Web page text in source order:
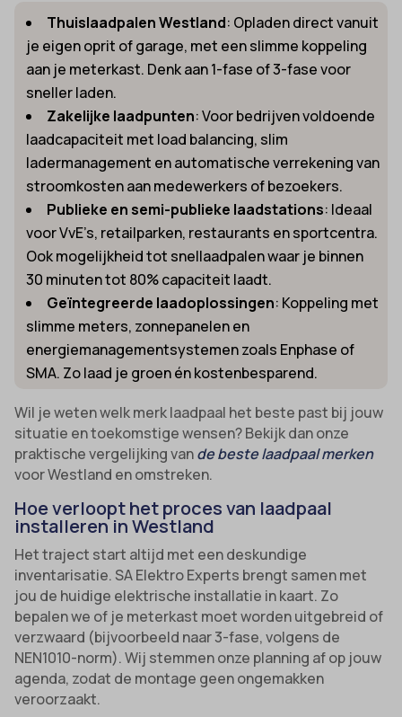
Thuislaadpalen Westland: Opladen direct vanuit
je eigen oprit of garage, met een slimme koppeling
aan je meterkast. Denk aan 1-fase of 3-fase voor
sneller laden.
Zakelijke laadpunten: Voor bedrijven voldoende
laadcapaciteit met load balancing, slim
ladermanagement en automatische verrekening van
stroomkosten aan medewerkers of bezoekers.
Publieke en semi-publieke laadstations: Ideaal
voor VvE’s, retailparken, restaurants en sportcentra.
Ook mogelijkheid tot snellaadpalen waar je binnen
30 minuten tot 80% capaciteit laadt.
Geïntegreerde laadoplossingen: Koppeling met
slimme meters, zonnepanelen en
energiemanagementsystemen zoals Enphase of
SMA. Zo laad je groen én kostenbesparend.
Wil je weten welk merk laadpaal het beste past bij jouw
situatie en toekomstige wensen? Bekijk dan onze
praktische vergelijking vande beste laadpaal merken
voor Westland en omstreken.
Hoe verloopt het proces van laadpaal
installeren in Westland
Het traject start altijd met een deskundige
inventarisatie. SA Elektro Experts brengt samen met
jou de huidige elektrische installatie in kaart. Zo
bepalen we of je meterkast moet worden uitgebreid of
verzwaard (bijvoorbeeld naar 3-fase, volgens de
NEN1010-norm). Wij stemmen onze planning af op jouw
agenda, zodat de montage geen ongemakken
veroorzaakt.